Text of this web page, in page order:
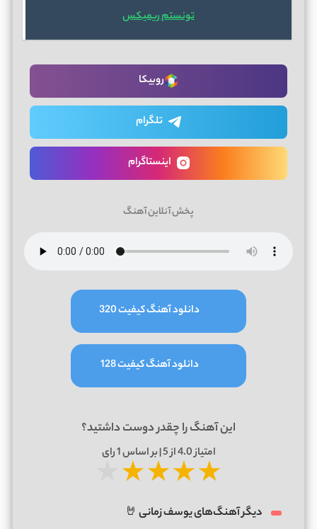
تونستم ریمیکس
روبیکا
تلگرام
اینستاگرام
پخش آنلاین آهنگ
دانلود آهنگ کیفیت 320
دانلود آهنگ کیفیت 128
این آهنگ را چقدر دوست داشتید؟
امتیاز4.0از 5 | بر اساس 1رای
★★★★
دیگر آهنگ‌های یوسف زمانی 🤘